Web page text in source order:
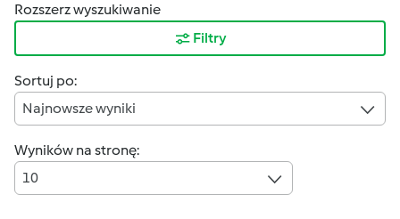
Rozszerz wyszukiwanie
Filtry
Sortuj po:
Najnowsze wyniki
Wyników na stronę:
10